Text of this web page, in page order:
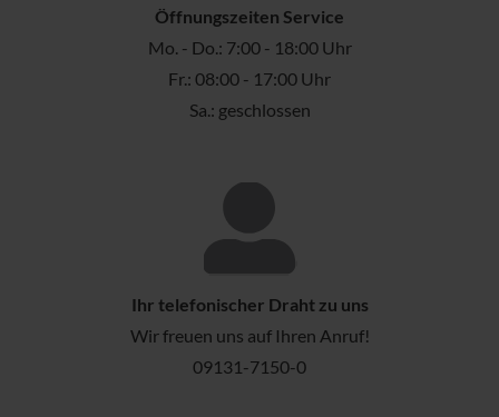
Öffnungszeiten Service
Mo. - Do.: 7:00 - 18:00 Uhr
Fr.: 08:00 - 17:00 Uhr
Sa.: geschlossen
Ihr telefonischer Draht zu uns
Wir freuen uns auf Ihren Anruf!
09131-7150-0